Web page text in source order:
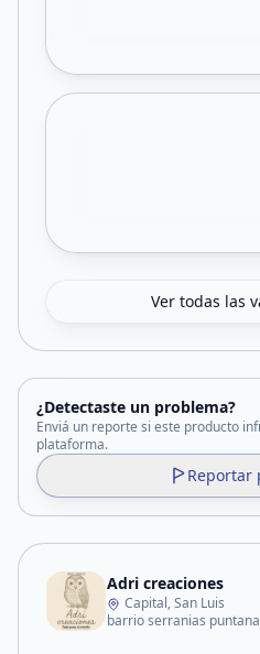
Ver todas las
¿Detectaste un problema?
Enviá un reporte si este producto
plataforma.
Reportar
Adri creaciones
Capital, San Luis
barrio serranias